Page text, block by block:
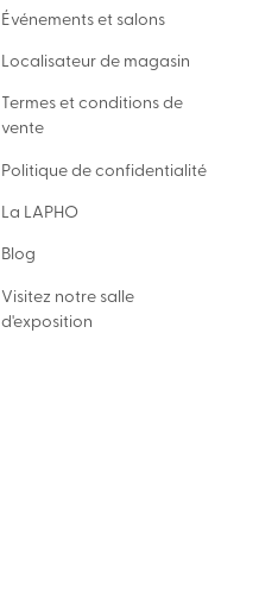
Événements et salons
Localisateur de magasin
Termes et conditions de
vente
Politique de confidentialité
La LAPHO
Blog
Visitez notre salle
d'exposition